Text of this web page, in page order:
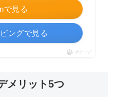
で見る
ングで見る
ポチップ
メリット5つ